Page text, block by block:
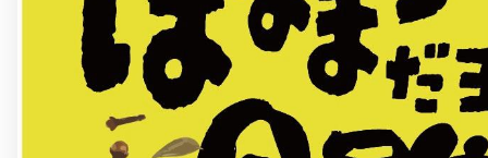
©︎ KAYAC Inc.All